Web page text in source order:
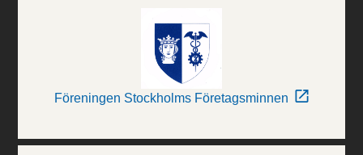
Föreningen Stockholms Företagsminnen